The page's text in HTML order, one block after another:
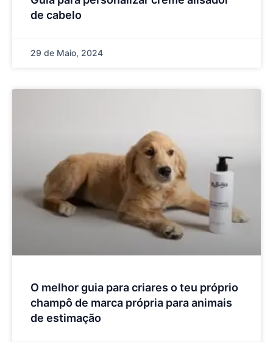
de cabelo
29 de Maio, 2024
O melhor guia para criares o teu próprio
champô de marca própria para animais
de estimação